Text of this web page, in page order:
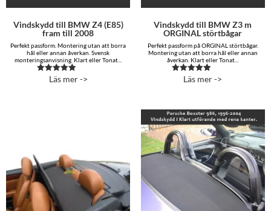
Vindskydd till BMW Z4 (E85)
fram till 2008
Perfekt passform. Montering utan att borra
hål eller annan åverkan. Svensk
monteringsanvisning. Klart eller Tonat...
Betygsatt
Läs mer ->
Vindskydd till BMW Z3 m
ORGINAL störtbågar
Perfekt passform på ORGINAL störtbågar.
Montering utan att borra hål eller annan
åverkan. Klart eller Tonat...
Betygsatt
Läs mer ->